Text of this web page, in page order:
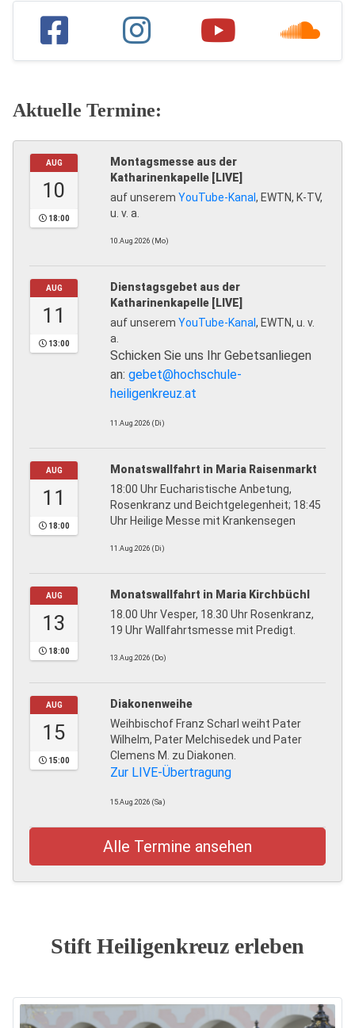
Aktuelle Termine:
AUG
10
18:00
Montagsmesse aus der
Katharinenkapelle [LIVE]
auf unserem YouTube-Kanal, EWTN, K-TV,
u. v. a.
10.Aug.2026 (Mo)
AUG
11
13:00
Dienstagsgebet aus der
Katharinenkapelle [LIVE]
auf unserem YouTube-Kanal, EWTN, u. v.
a.
Schicken Sie uns Ihr Gebetsanliegen
an: gebet@hochschule-
heiligenkreuz.at
11.Aug.2026 (Di)
AUG
11
18:00
Monatswallfahrt in Maria Raisenmarkt
18:00 Uhr Eucharistische Anbetung,
Rosenkranz und Beichtgelegenheit; 18:45
Uhr Heilige Messe mit Krankensegen
11.Aug.2026 (Di)
AUG
13
18:00
Monatswallfahrt in Maria Kirchbüchl
18.00 Uhr Vesper, 18.30 Uhr Rosenkranz,
19 Uhr Wallfahrtsmesse mit Predigt.
13.Aug.2026 (Do)
AUG
15
15:00
Diakonenweihe
Weihbischof Franz Scharl weiht Pater
Wilhelm, Pater Melchisedek und Pater
Clemens M. zu Diakonen.
Zur LIVE-Übertragung
15.Aug.2026 (Sa)
Alle Termine ansehen
Stift Heiligenkreuz erleben